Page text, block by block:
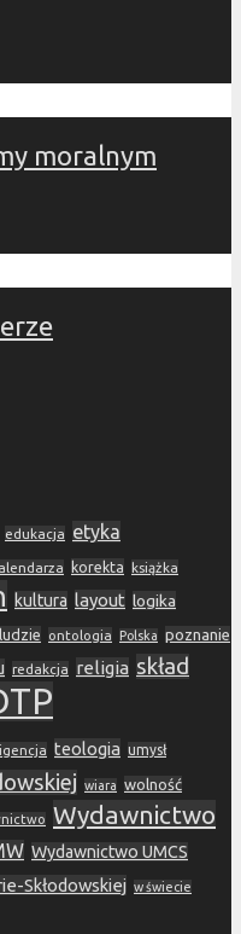
moralnym
edukacja etyka
korekta książka
kultura layout logika
ontologia Polska poznanie
redakcja religia skład
teologia umysł
wiara wolność
Wydawnictwo
Wydawnictwo UMCS
Skłodowskiej w świecie